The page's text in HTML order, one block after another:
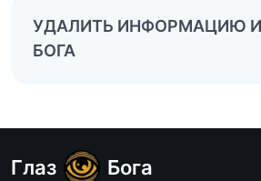
УДАЛИТЬ ИНФОРМАЦИЮ
БОГА
Глаз Бога